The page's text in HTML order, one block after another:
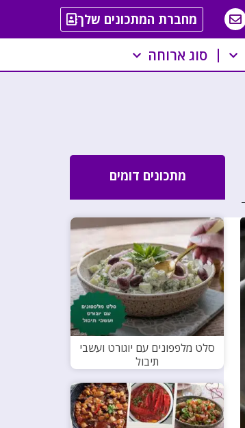
מחברת המתכונים שלך
סוג ארוחה
מתכונים דומים
סלט מלפפונים עם יוגורט ועשבי
תיבול